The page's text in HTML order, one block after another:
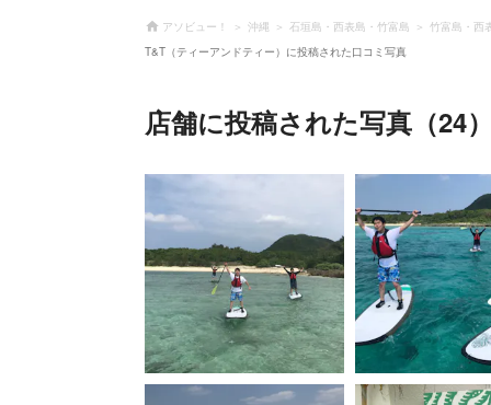
アソビュー！ 沖縄 石垣島・西表島・竹富島
竹富島・西
T&T（ティーアンドティー）に投稿された口コミ写真
店舗に投稿された写真（24